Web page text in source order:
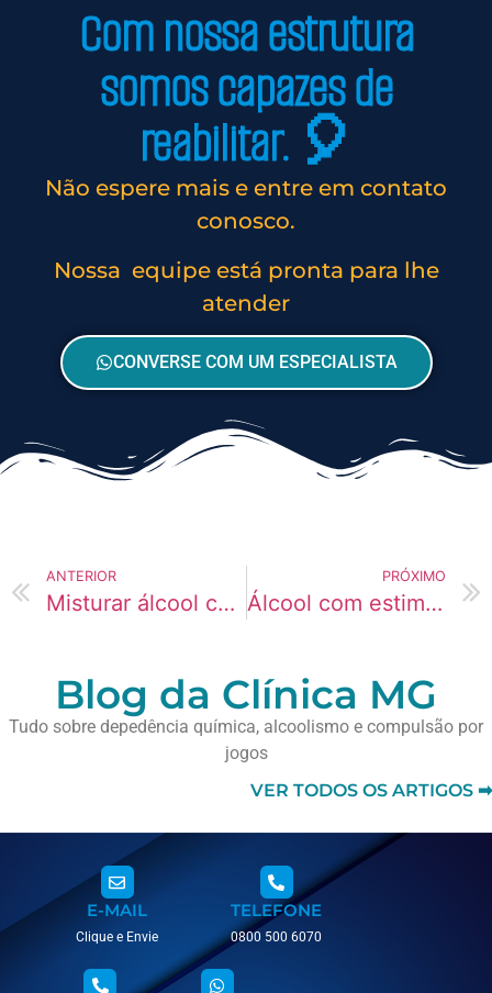
Com nossa estrutura
somos capazes de
reabilitar. 🎈
Não espere mais e entre em contato
conosco.
Nossa equipe está pronta para lhe
atender
CONVERSE COM UM ESPECIALISTA
ANTERIOR
Misturar álcool com remédios: risco de dependência cruzada
PRÓXIMO
Álcool com estimulantes: risco extremo
Blog da Clínica MG
Tudo sobre depedência química, alcoolismo e compulsão por
jogos
VER TODOS OS ARTIGOS ➡
E-MAIL
Clique e Envie
TELEFONE
0800 500 6070